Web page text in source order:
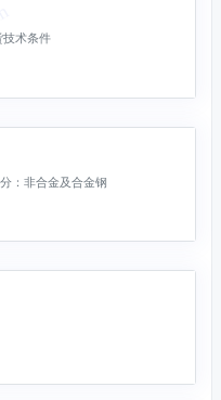
术条件
：非合金及合金钢